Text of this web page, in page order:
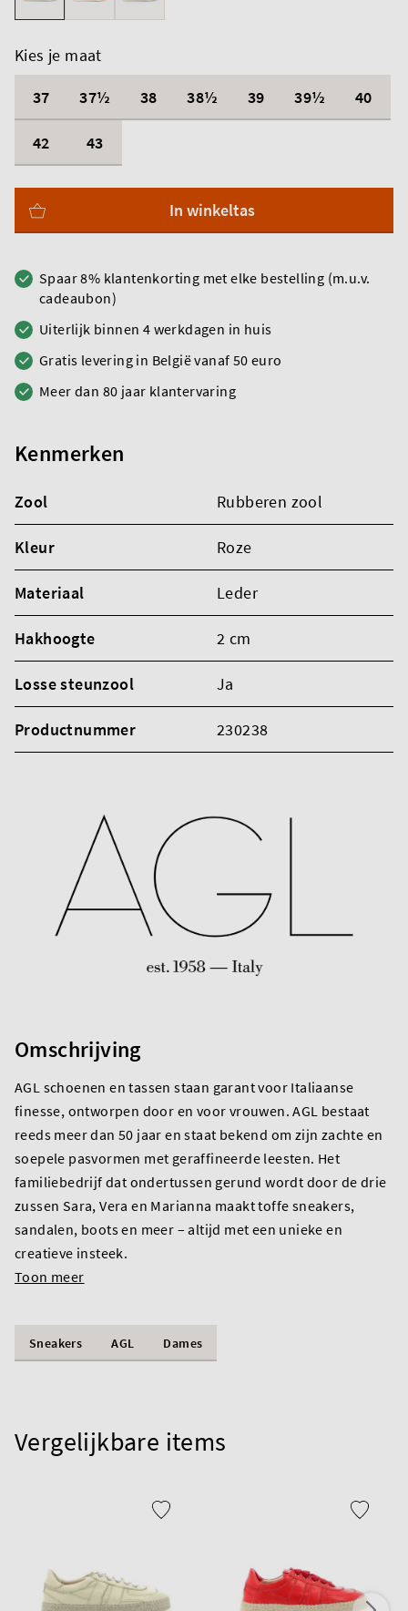
Kies je maat
37
37½ 38 38½ 39 39½ 40
42 43
In winkeltas
Spaar 8% klantenkorting met elke bestelling (m.u.v.
cadeaubon)
Uiterlijk binnen 4 werkdagen in huis
Gratis levering in België vanaf 50 euro
Meer dan 80 jaar klantervaring
Kenmerken
Zool Rubberen zool
Kleur Roze
Materiaal Leder
Hakhoogte 2 cm
Losse steunzool Ja
Productnummer 230238
Omschrijving
AGL schoenen en tassen staan garant voor Italiaanse
finesse, ontworpen door en voor vrouwen. AGL bestaat
reeds meer dan 50 jaar en staat bekend om zijn zachte en
soepele pasvormen met geraffineerde leesten. Het
familiebedrijf dat ondertussen gerund wordt door de drie
zussen Sara, Vera en Marianna maakt toffe sneakers,
sandalen, boots en meer – altijd met een unieke en
creatieve insteek.
Toon meer
Sneakers AGL Dames
Vergelijkbare items